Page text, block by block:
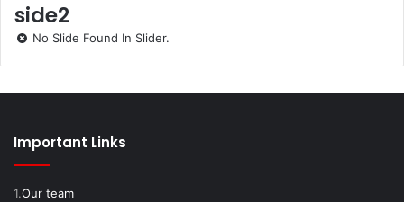
side2
No Slide Found In Slider.
Important Links
1.Our team